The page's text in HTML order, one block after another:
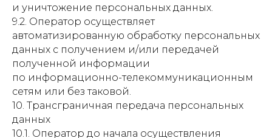
и уничтожение персональных данных.
9.2. Оператор осуществляет
автоматизированную обработку персональных
данных с получением и/или передачей
полученной информации
по информационно-телекоммуникационным
сетям или без таковой.
10. Трансграничная передача персональных
данных
10.1. Оператор до начала осуществления